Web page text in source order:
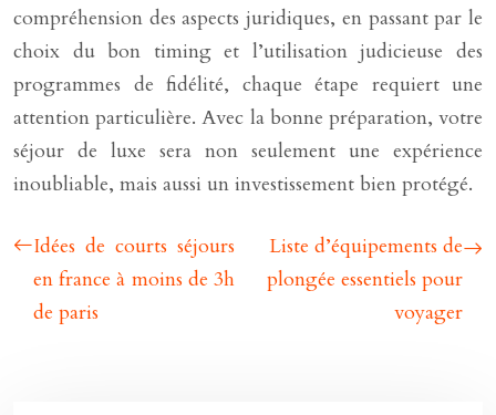
compréhension des aspects juridiques, en passant par le
choix du bon timing et l’utilisation judicieuse des
programmes de fidélité, chaque étape requiert une
attention particulière. Avec la bonne préparation, votre
séjour de luxe sera non seulement une expérience
inoubliable, mais aussi un investissement bien protégé.
Idées de courts séjours
en france à moins de 3h
de paris
Liste d’équipements de
plongée essentiels pour
voyager